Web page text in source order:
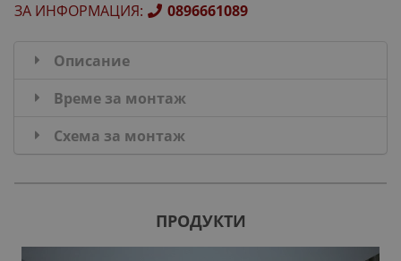
ЗА ИНФОРМАЦИЯ: 0896661089
Описание
Време за монтаж
Схема за монтаж
ПРОДУКТИ